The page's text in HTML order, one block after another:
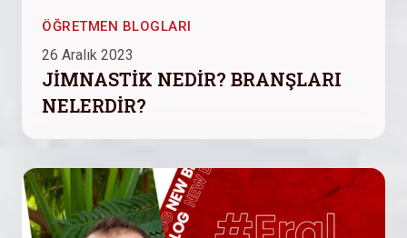
ÖĞRETMEN BLOGLARI
26 Aralık 2023
JİMNASTİK NEDİR? BRANŞLARI
NELERDİR?